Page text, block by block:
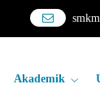
Akademik